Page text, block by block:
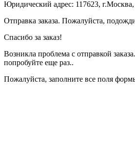
Юридический адрес: 117623,
Отправка заказа. Пожалуйста,
Спасибо за заказ!
Возникла проблема с отправкой
попробуйте еще раз..
Пожалуйста, заполните все поля